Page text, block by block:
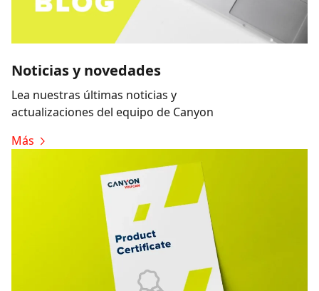
Noticias y novedades
Lea nuestras últimas noticias y
actualizaciones del equipo de Canyon
Más